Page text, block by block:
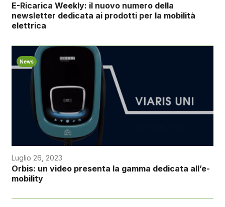
E-Ricarica Weekly: il nuovo numero della
newsletter dedicata ai prodotti per la mobilità
elettrica
News
Luglio 26, 2023
Orbis: un video presenta la gamma dedicata all’e-
mobility